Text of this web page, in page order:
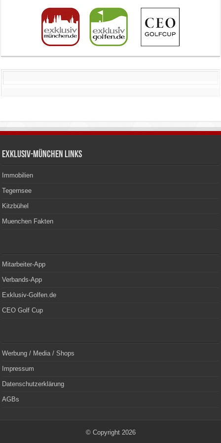
Exklusiv-München Links
Immobilien
Tegernsee
Kitzbühel
Muenchen Fakten
Mitarbeiter-App
Verbands-App
Exklusiv-Golfen.de
CEO Golf Cup
Werbung / Media / Shops
Impressum
Datenschutzerklärung
AGBs
© Copyright 2026